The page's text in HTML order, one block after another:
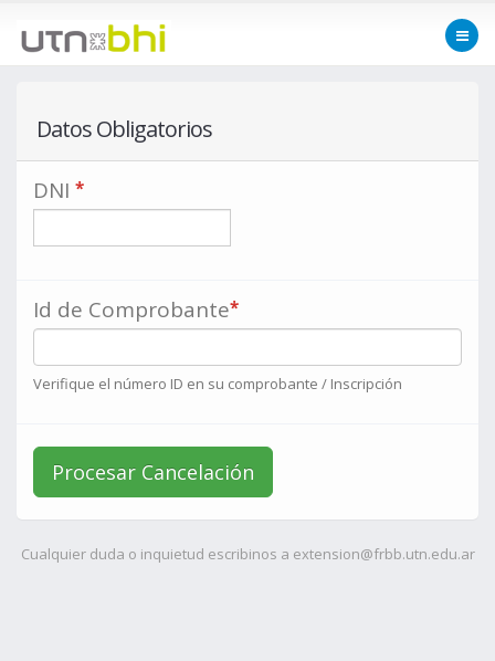
Cancelación de Inscripción
Datos Obligatorios
DNI *
Id de Comprobante*
Verifique el número ID en su comprobante / Inscripción
Procesar Cancelación
Cualquier duda o inquietud escribinos a extension@frbb.utn.edu.ar